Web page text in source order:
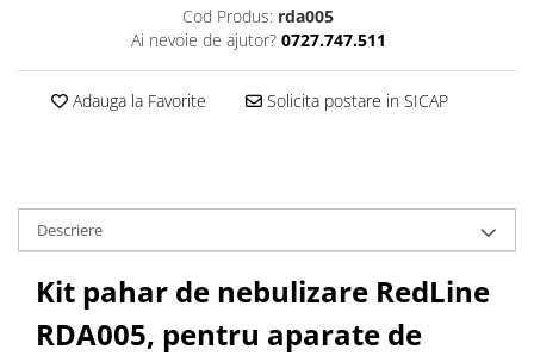
Cod Produs: rda005
Ai nevoie de ajutor? 0727.747.511
Adauga la Favorite Solicita postare in SICAP
Descriere
Kit pahar de nebulizare RedLine
RDA005, pentru aparate de